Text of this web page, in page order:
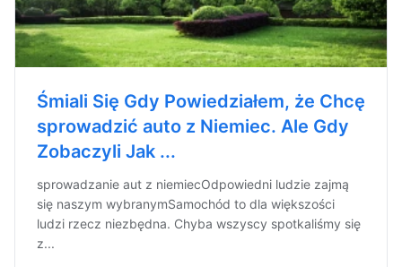
Śmiali Się Gdy Powiedziałem, że Chcę
sprowadzić auto z Niemiec. Ale Gdy
Zobaczyli Jak ...
sprowadzanie aut z niemiecOdpowiedni ludzie zajmą
się naszym wybranymSamochód to dla większości
ludzi rzecz niezbędna. Chyba wszyscy spotkaliśmy się
z...